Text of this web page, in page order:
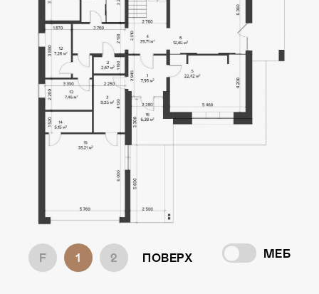
SHELEST HOME
Лебедівка, Вишгород. р-н
Статус
Будівництво
F 1 2 ПОВЕРХ МЕБ